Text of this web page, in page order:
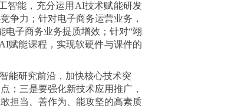
智能，充分运用AI技术赋能研发
争力；针对电子商务运营业务，
子商务业务提质增效；针对“翊
赋能课程，实现软硬件与课件的
能研究前沿，加快核心技术突
；三是要强化新技术应用推广，
担当、善作为、能攻坚的高素质